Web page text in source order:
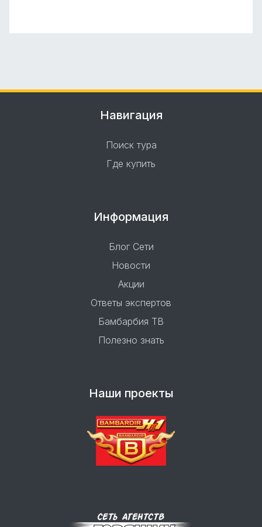
Навигация
Поиск тура
Где купить
Информация
Блог Сети
Новости
Акции
Ответы экспертов
Бамбарбия ТВ
Полезно знать
Наши проекты